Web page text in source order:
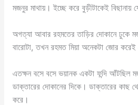
মজনুর মাথায়। ইচ্ছে করে বুড়ীটাকেই বিছানায়
অগত্যা আবার রহমতের তাড়ির দোকানে ঢুকে
বারোটা, তখন রহমত মিয়া অনেকটা জোর
এতক্ষন বসে বসে ভয়ানক একটা ফন্দি আঁটছিল
ডাক্তারের দোকানের দিকে। ডাক্তারের কাছ
করে।